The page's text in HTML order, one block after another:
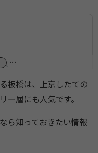
。…
板橋は、上京したての
ー層にも人気です。
ら知っておきたい情報